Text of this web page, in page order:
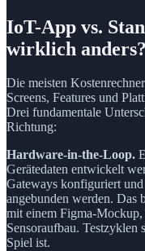
IoT-App vs.
wirklich anders?
Die meisten
Screens, Features und
Drei fundamentale
Richtung:
Hardware-in-the-Loop.
Gerätedaten entwickelt
Gateways konfiguriert
angebunden werden. Das
mit einem Figma-
Sensoraufbau.
Spiel ist.